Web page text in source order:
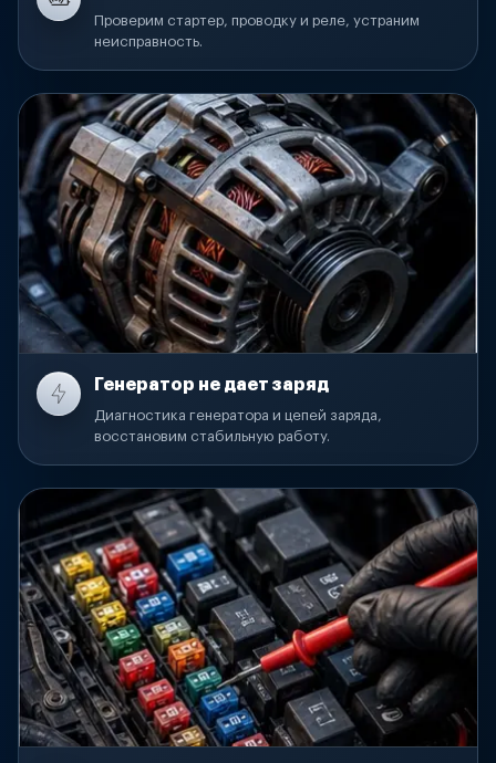
Проверим стартер, проводку и реле, устраним
неисправность.
Генератор не дает заряд
Диагностика генератора и цепей заряда,
восстановим стабильную работу.